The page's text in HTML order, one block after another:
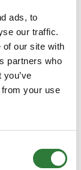
ads, to
our traffic.
of our site with
partners who
your use